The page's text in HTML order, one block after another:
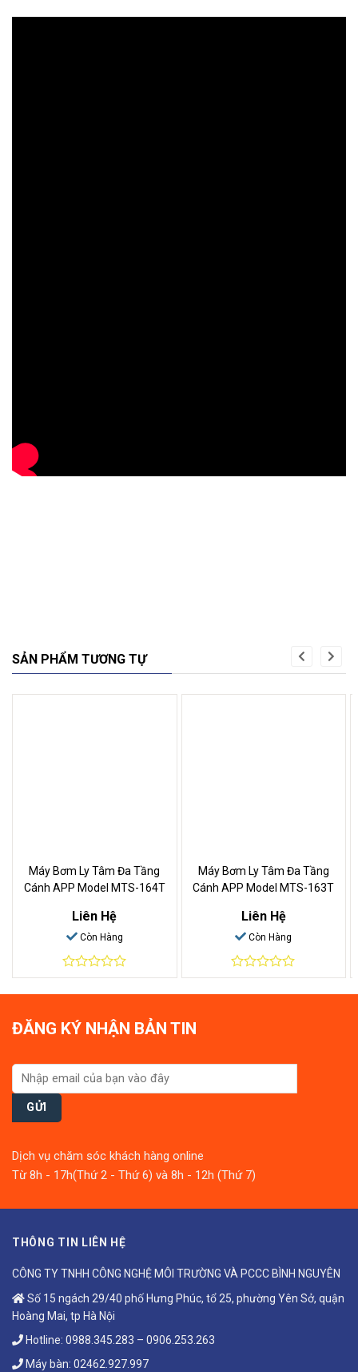
SẢN PHẨM TƯƠNG TỰ
Máy Bơm Ly Tâm Đa Tầng
Cánh APP Model MTS-164T
Liên Hệ
Còn Hàng
0
out
Máy Bơm Ly Tâm Đa Tầng
Cánh APP Model MTS-163T
Liên Hệ
Còn Hàng
0
out
ĐĂNG KÝ NHẬN BẢN TIN
Dịch vụ chăm sóc khách hàng online
Từ 8h - 17h(Thứ 2 - Thứ 6) và 8h - 12h (Thứ 7)
THÔNG TIN LIÊN HỆ
CÔNG TY TNHH CÔNG NGHỆ MÔI TRƯỜNG VÀ PCCC BÌNH NGUYÊN
Số 15 ngách 29/40 phố Hưng Phúc, tổ 25, phường Yên Sở, quận
Hoàng Mai, tp Hà Nội
Hotline: 0988.345.283 – 0906.253.263
Máy bàn: 02462.927.997